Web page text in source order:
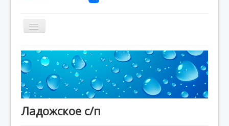
Включить/
выключить
Новости
О компании
Личный кабинет
Для юридических лиц
Ладожское с/п